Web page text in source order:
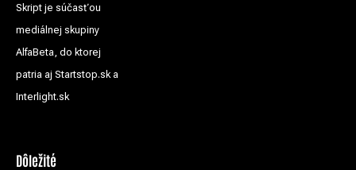
Skript je súčasťou
mediálnej skupiny
AlfaBeta, do ktorej
patria aj Startstop.sk a
Interlight.sk
Dôležité